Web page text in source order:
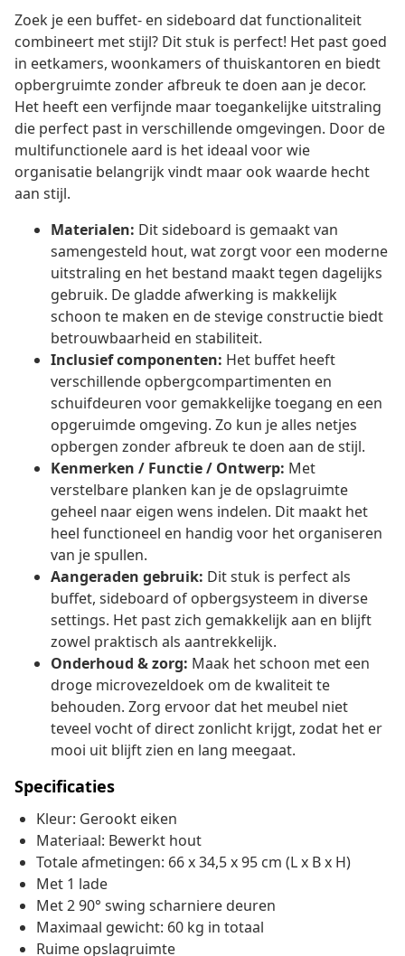
Zoek je een buffet- en sideboard dat functionaliteit
combineert met stijl? Dit stuk is perfect! Het past goed
in eetkamers, woonkamers of thuiskantoren en biedt
opbergruimte zonder afbreuk te doen aan je decor.
Het heeft een verfijnde maar toegankelijke uitstraling
die perfect past in verschillende omgevingen. Door de
multifunctionele aard is het ideaal voor wie
organisatie belangrijk vindt maar ook waarde hecht
aan stijl.
Materialen: Dit sideboard is gemaakt van
samengesteld hout, wat zorgt voor een moderne
uitstraling en het bestand maakt tegen dagelijks
gebruik. De gladde afwerking is makkelijk
schoon te maken en de stevige constructie biedt
betrouwbaarheid en stabiliteit.
Inclusief componenten: Het buffet heeft
verschillende opbergcompartimenten en
schuifdeuren voor gemakkelijke toegang en een
opgeruimde omgeving. Zo kun je alles netjes
opbergen zonder afbreuk te doen aan de stijl.
Kenmerken / Functie / Ontwerp: Met
verstelbare planken kan je de opslagruimte
geheel naar eigen wens indelen. Dit maakt het
heel functioneel en handig voor het organiseren
van je spullen.
Aangeraden gebruik: Dit stuk is perfect als
buffet, sideboard of opbergsysteem in diverse
settings. Het past zich gemakkelijk aan en blijft
zowel praktisch als aantrekkelijk.
Onderhoud & zorg: Maak het schoon met een
droge microvezeldoek om de kwaliteit te
behouden. Zorg ervoor dat het meubel niet
teveel vocht of direct zonlicht krijgt, zodat het er
mooi uit blijft zien en lang meegaat.
Specificaties
Kleur: Gerookt eiken
Materiaal: Bewerkt hout
Totale afmetingen: 66 x 34,5 x 95 cm (L x B x H)
Met 1 lade
Met 2 90° swing scharniere deuren
Maximaal gewicht: 60 kg in totaal
Ruime opslagruimte